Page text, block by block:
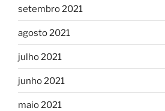
setembro 2021
agosto 2021
julho 2021
junho 2021
maio 2021